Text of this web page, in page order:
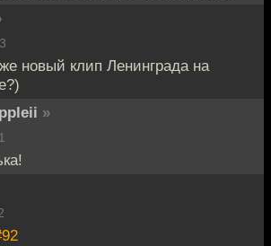
новый клип Ленинграда на
»